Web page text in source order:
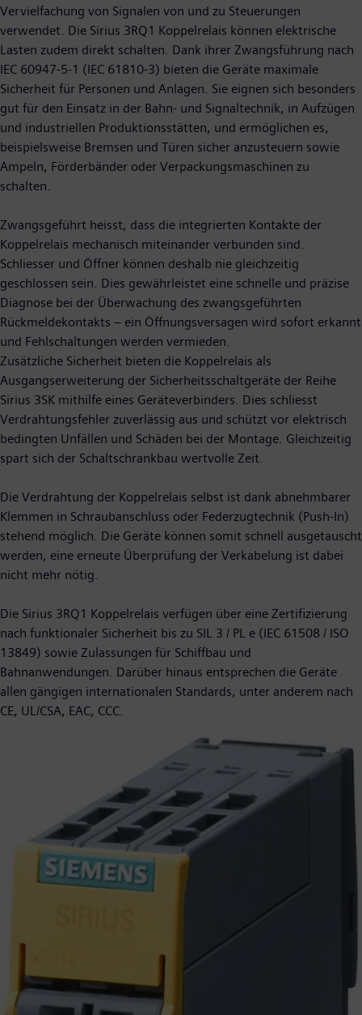
Vervielfachung von Signalen von und zu Steuerungen
verwendet. Die Sirius 3RQ1 Koppelrelais können elektrische
Lasten zudem direkt schalten. Dank ihrer Zwangsführung nach
IEC 60947-5-1 (IEC 61810-3) bieten die Geräte maximale
Sicherheit für Personen und Anlagen. Sie eignen sich besonders
gut für den Einsatz in der Bahn- und Signaltechnik, in Aufzügen
und industriellen Produktionsstätten, und ermöglichen es,
beispielsweise Bremsen und Türen sicher anzusteuern sowie
Ampeln, Förderbänder oder Verpackungsmaschinen zu
schalten.
Zwangsgeführt heisst, dass die integrierten Kontakte der
Koppelrelais mechanisch miteinander verbunden sind.
Schliesser und Öffner können deshalb nie gleichzeitig
geschlossen sein. Dies gewährleistet eine schnelle und präzise
Diagnose bei der Überwachung des zwangsgeführten
Rückmeldekontakts – ein Öffnungsversagen wird sofort erkannt
und Fehlschaltungen werden vermieden.
Zusätzliche Sicherheit bieten die Koppelrelais als
Ausgangserweiterung der Sicherheitsschaltgeräte der Reihe
Sirius 3SK mithilfe eines Geräteverbinders. Dies schliesst
Verdrahtungsfehler zuverlässig aus und schützt vor elektrisch
bedingten Unfällen und Schäden bei der Montage. Gleichzeitig
spart sich der Schaltschrankbau wertvolle Zeit.
Die Verdrahtung der Koppelrelais selbst ist dank abnehmbarer
Klemmen in Schraubanschluss oder Federzugtechnik (Push-In)
stehend möglich. Die Geräte können somit schnell ausgetauscht
werden, eine erneute Überprüfung der Verkabelung ist dabei
nicht mehr nötig.
Die Sirius 3RQ1 Koppelrelais verfügen über eine Zertifizierung
nach funktionaler Sicherheit bis zu SIL 3 / PL e (IEC 61508 / ISO
13849) sowie Zulassungen für Schiffbau und
Bahnanwendungen. Darüber hinaus entsprechen die Geräte
allen gängigen internationalen Standards, unter anderem nach
CE, UL/CSA, EAC, CCC.